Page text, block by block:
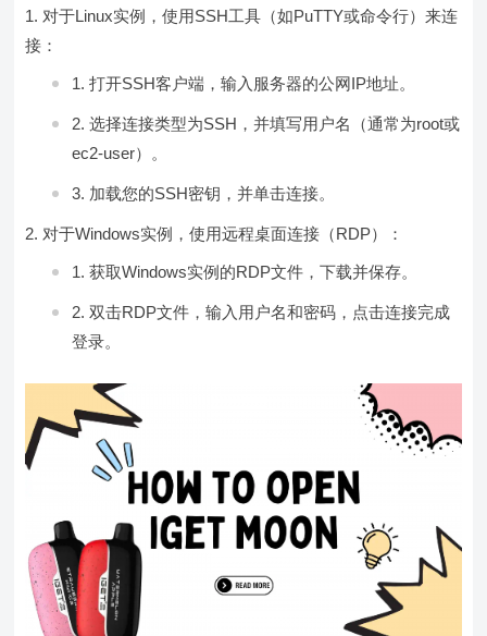
对于Linux实例，使用SSH工具（如PuTTY或命令行）来连
接：
打开SSH客户端，输入服务器的公网IP地址。
选择连接类型为SSH，并填写用户名（通常为root或
ec2-user）。
加载您的SSH密钥，并单击连接。
对于Windows实例，使用远程桌面连接（RDP）：
获取Windows实例的RDP文件，下载并保存。
双击RDP文件，输入用户名和密码，点击连接完成
登录。